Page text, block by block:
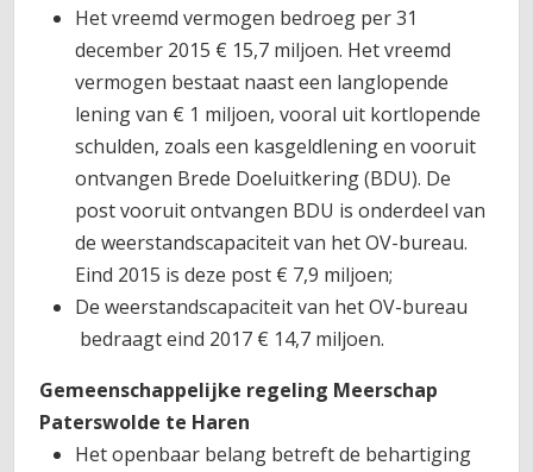
Het vreemd vermogen bedroeg per 31
december 2015 € 15,7 miljoen. Het vreemd
vermogen bestaat naast een langlopende
lening van € 1 miljoen, vooral uit kortlopende
schulden, zoals een kasgeldlening en vooruit
ontvangen Brede Doeluitkering (BDU). De
post vooruit ontvangen BDU is onderdeel van
de weerstandscapaciteit van het OV-bureau.
Eind 2015 is deze post € 7,9 miljoen;
De weerstandscapaciteit van het OV-bureau
bedraagt eind 2017 € 14,7 miljoen.
Gemeenschappelijke regeling Meerschap
Paterswolde te Haren
Het openbaar belang betreft de behartiging